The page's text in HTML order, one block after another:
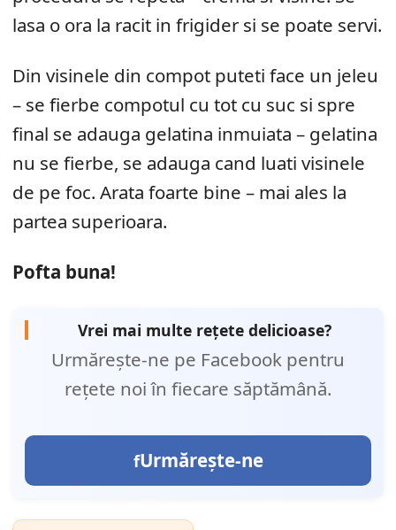
lasa o ora la racit in frigider si se poate servi.
Din visinele din compot puteti face un jeleu
– se fierbe compotul cu tot cu suc si spre
final se adauga gelatina inmuiata – gelatina
nu se fierbe, se adauga cand luati visinele
de pe foc. Arata foarte bine – mai ales la
partea superioara.
Pofta buna!
Vrei mai multe rețete delicioase?
Urmărește-ne pe Facebook pentru
rețete noi în fiecare săptămână.
Urmărește-ne